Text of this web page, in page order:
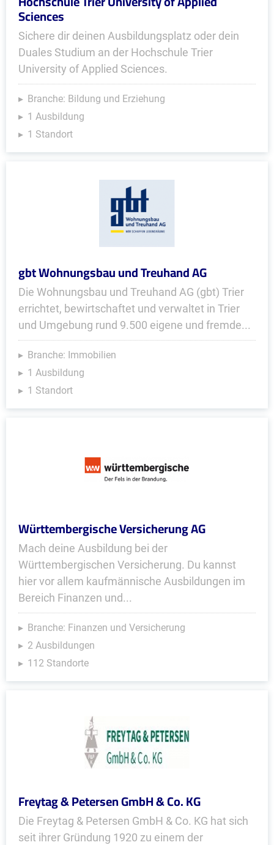
Sciences
Sichere dir deinen Ausbildungsplatz oder dein
Duales Studium an der Hochschule Trier
University of Applied Sciences.
Branche: Bildung und Erziehung
1 Ausbildung
1 Standort
gbt Wohnungsbau und Treuhand AG
Die Wohnungsbau und Treuhand AG (gbt) Trier
errichtet, bewirtschaftet und verwaltet in Trier
und Umgebung rund 9.500 eigene und fremde...
Branche: Immobilien
1 Ausbildung
1 Standort
Württembergische Versicherung AG
Mach deine Ausbildung bei der
Württembergischen Versicherung. Du kannst
hier vor allem kaufmännische Ausbildungen im
Bereich Finanzen und...
Branche: Finanzen und Versicherung
2 Ausbildungen
112 Standorte
Freytag & Petersen GmbH & Co. KG
Die Freytag & Petersen GmbH & Co. KG hat sich
seit ihrer Gründung 1920 zu einem der